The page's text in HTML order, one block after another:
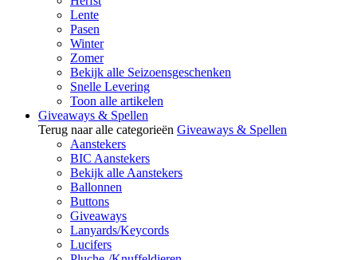
Lente
Pasen
Winter
Zomer
Bekijk alle Seizoensgeschenken
Snelle Levering
Toon alle artikelen
Giveaways & Spellen
Terug naar alle categorieën Giveaways & Spellen
Aanstekers
BIC Aanstekers
Bekijk alle Aanstekers
Ballonnen
Buttons
Giveaways
Lanyards/Keycords
Lucifers